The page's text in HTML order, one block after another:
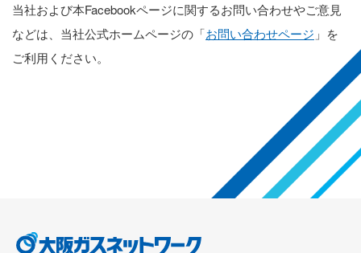
当社および本Facebookページに関するお問い合わせやご意見
などは、当社公式ホームページの「お問い合わせページ 」を
ご利用ください。